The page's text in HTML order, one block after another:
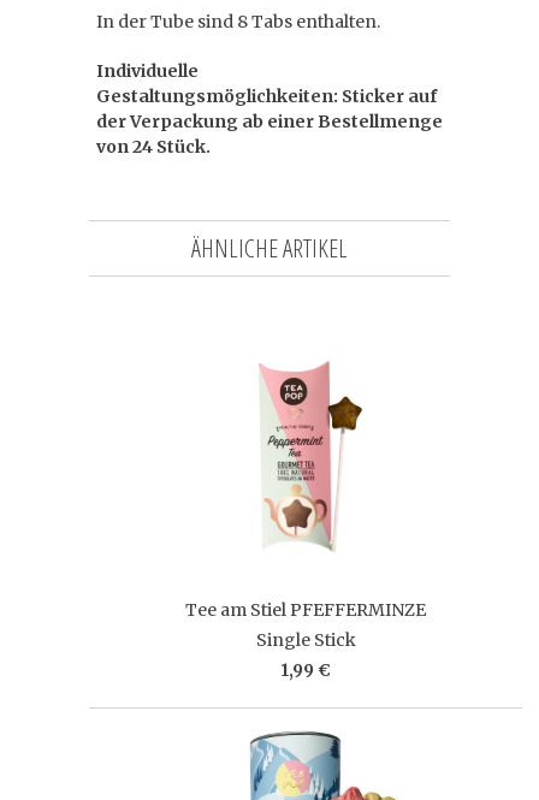
In der Tube sind 8 Tabs enthalten.
Individuelle
Gestaltungsmöglichkeiten: Sticker auf
der Verpackung ab einer Bestellmenge
von 24 Stück.
ÄHNLICHE ARTIKEL
Tee am Stiel PFEFFERMINZE
Single Stick
1,99 €